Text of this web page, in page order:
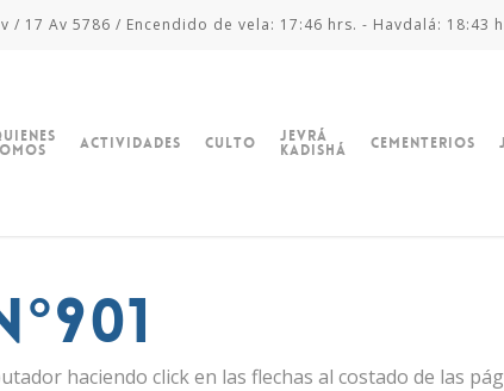
/ 17 Av 5786 / Encendido de vela: 17:46 hrs. - Havdalá: 18:43
Actividades Culto Jevrá
Kadishá Cementerios
haciendo click en las flechas al costado de las